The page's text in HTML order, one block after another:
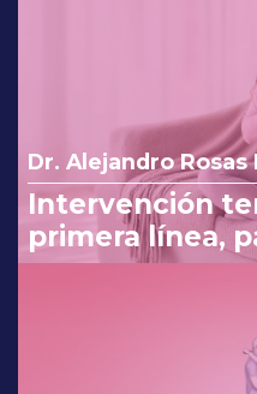
Dr. Alejandro Rosas
Intervención
primera línea,
eficaz en